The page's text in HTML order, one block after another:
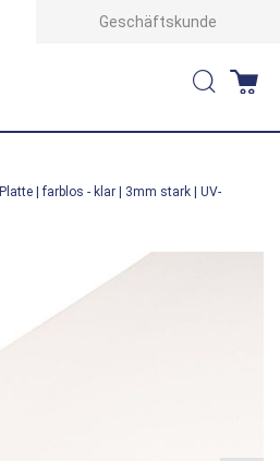
Geschäftskunde
Suche
| farblos - klar | 3mm stark | UV-